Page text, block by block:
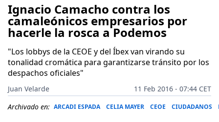
Ignacio Camacho contra los
camaleónicos empresarios por
hacerle la rosca a Podemos
"Los lobbys de la CEOE y del Íbex van virando su
tonalidad cromática para garantizarse tránsito por los
despachos oficiales"
Juan Velarde
11 Feb 2016 - 07:44 CET
Archivado en: ARCADI ESPADA CELIA MAYER CEOE CIUDADANOS